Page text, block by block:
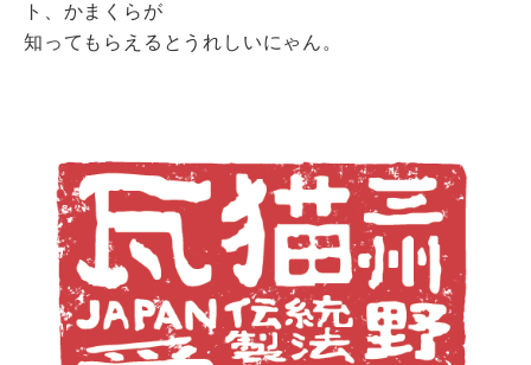
ト、かまくらが
知ってもらえるとうれしいにゃん。